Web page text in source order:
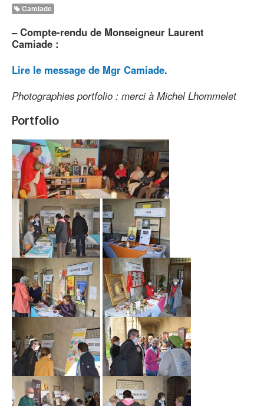
Camiade
– Compte-rendu de Monseigneur Laurent
Camiade :
Lire le message de Mgr Camiade.
Photographies portfolio : merci à Michel Lhommelet
Portfolio